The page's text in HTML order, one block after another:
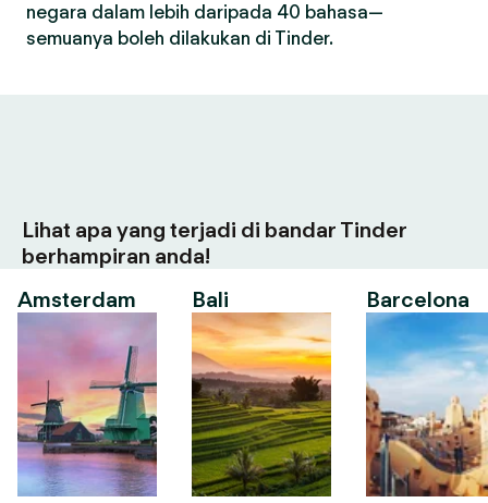
negara dalam lebih daripada 40 bahasa—
semuanya boleh dilakukan di Tinder.
Lihat apa yang terjadi di bandar Tinder
berhampiran anda!
Amsterdam
Bali Barcelona